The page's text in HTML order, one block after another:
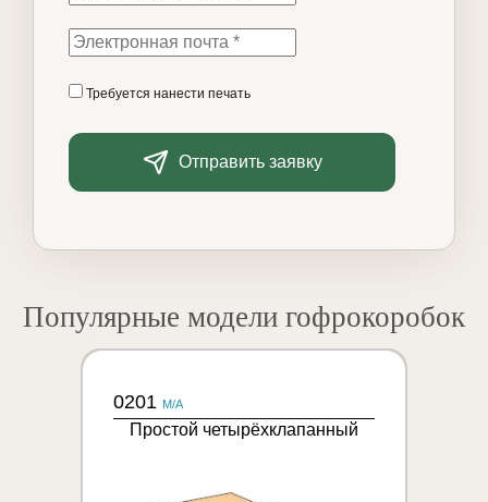
Требуется нанести печать
Отправить заявку
Популярные модели гофрокоробок
0201 M/A
Простой четырёхклапанный